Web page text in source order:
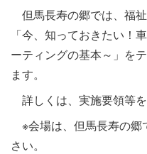
アクセス
但馬長寿の郷では、福
「今、知っておきたい！
ーティングの基本～」を
ます。
詳しくは、実施要領等を
※会場は、但馬長寿の郷
さい。